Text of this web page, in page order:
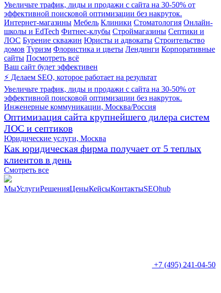
Увеличьте трафик, лиды и продажи с сайта на 30-50% от
эффективной поисковой оптимизации без накруток.
Интернет-магазины Мебель Клиники Стоматология Онлайн-
школы и EdTech Фитнес-клубы Строймагазины Септики и
ЛОС Бурение скважин Юристы и адвокаты Строительство
домов Туризм Флористика и цветы Лендинги Корпоративные
сайты Посмотреть всё
Ваш сайт будет эффективен
⚡ Делаем SEO, которое работает на результат
Увеличьте трафик, лиды и продажи с сайта на 30-50% от
эффективной поисковой оптимизации без накруток.
Инженерные коммуникации, Москва/Россия
Оптимизация сайта крупнейшего дилера систем
ЛОС и септиков
Юридические услуги, Москва
Как юридическая фирма получает от 5 теплых
клиентов в день
Смотреть все
МыУслугиРешенияЦеныКейсыКонтактыSEOhub
+7 (495) 241-04-50